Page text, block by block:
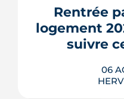
Rentrée
logement
suivre
06